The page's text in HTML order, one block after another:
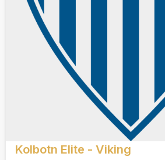
Kolbotn Elite - Viking